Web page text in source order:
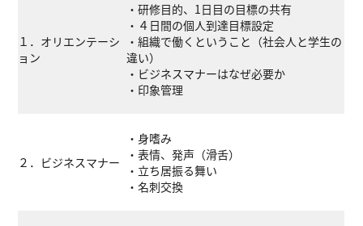
１．オリエンテーシ
ョン
・研修目的、1日目の目標の共有
・４日間の個人到達目標設定
・組織で働くということ（社会人と学生の
違い）
・ビジネスマナーはなぜ必要か
・印象管理
２．ビジネスマナー
・身嗜み
・表情、発声（滑舌）
・立ち居振る舞い
・名刺交換